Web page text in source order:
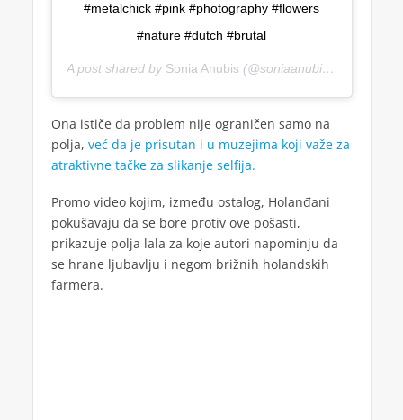
#metalchick #pink #photography #flowers
#nature #dutch #brutal
A post shared by Sonia Anubis (@soniaanubis) on
Ona ističe da problem nije ograničen samo na
polja, već da je prisutan i u muzejima koji važe za
atraktivne tačke za slikanje selfija.
Promo video kojim, između ostalog, Holanđani
pokušavaju da se bore protiv ove pošasti,
prikazuje polja lala za koje autori napominju da
se hrane ljubavlju i negom brižnih holandskih
farmera.